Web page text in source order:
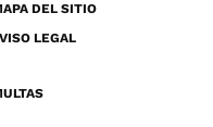
DEL SITIO
LEGAL